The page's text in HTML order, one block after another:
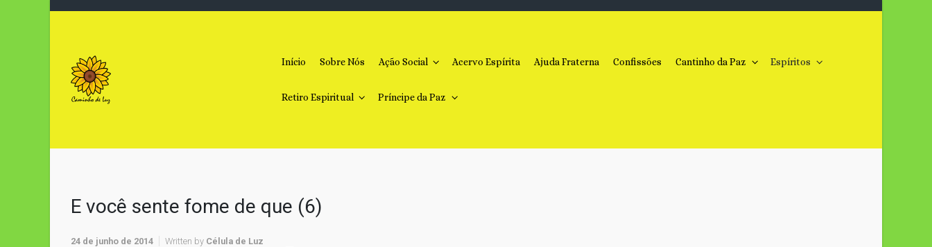
Início Sobre Nós Ação Social Acervo Espírita Ajuda Fraterna Confissões Cantinho da Paz Espíritos
Retiro Espiritual Príncipe da Paz
E você sente fome de que (6)
24 de junho de 2014 Written by Célula de Luz